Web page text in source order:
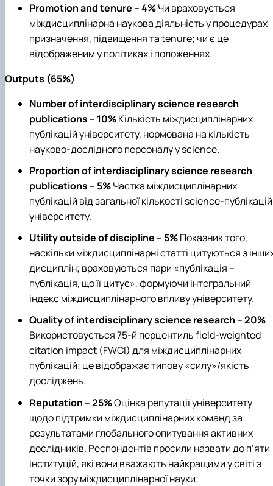
Promotion and tenure – 4%Чи враховується
міждисциплінарна наукова діяльність у процедурах
призначення, підвищення та tenure; чи є це
відображеним у політиках і положеннях.
Outputs (65%)
Number of interdisciplinary science research
publications – 10%Кількість міждисциплінарних
публікацій університету, нормована на кількість
науково‑дослідного персоналу у science.
Proportion of interdisciplinary science research
publications – 5%Частка міждисциплінарних
публікацій від загальної кількості science‑публікацій
університету.
Utility outside of discipline – 5%Показник того,
наскільки міждисциплінарні статті цитуються з
дисциплін; враховуються пари «публікація –
публікація, що її цитує», формуючи інтегральний
індекс міждисциплінарного впливу університету.
Quality of interdisciplinary science research – 20%
Використовується 75-й перцентиль field‑weighted
citation impact (FWCI) для міждисциплінарних
публікацій; це відображає типову «силу»/якість
досліджень.
Reputation – 25%Оцінка репутації університету
щодо підтримки міждисциплінарних команд за
результатами глобального опитування активних
дослідників. Респондентів просили назвати до п’яти
інституцій, які вони вважають найкращими у світі з
точки зору міждисциплінарної науки;